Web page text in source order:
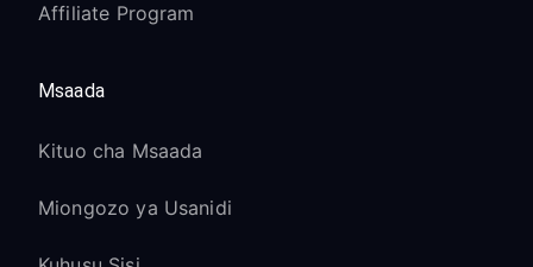
Affiliate Program
Msaada
Kituo cha Msaada
Miongozo ya Usanidi